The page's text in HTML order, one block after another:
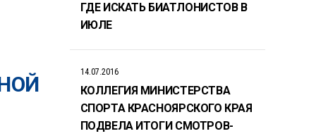
ГДЕ ИСКАТЬ БИАТЛОНИСТОВ В
ИЮЛЕ
14.07.2016
КОЛЛЕГИЯ МИНИСТЕРСТВА
СПОРТА КРАСНОЯРСКОГО КРАЯ
ПОДВЕЛА ИТОГИ СМОТРОВ-